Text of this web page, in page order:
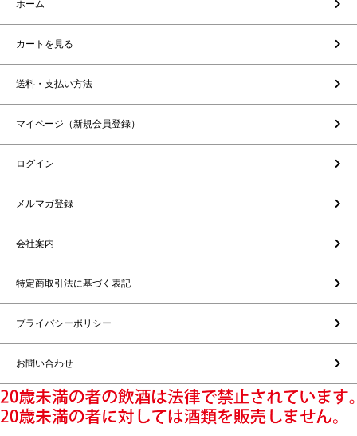
ホーム
カートを見る
送料・支払い方法
マイページ（新規会員登録）
ログイン
メルマガ登録
会社案内
特定商取引法に基づく表記
プライバシーポリシー
お問い合わせ